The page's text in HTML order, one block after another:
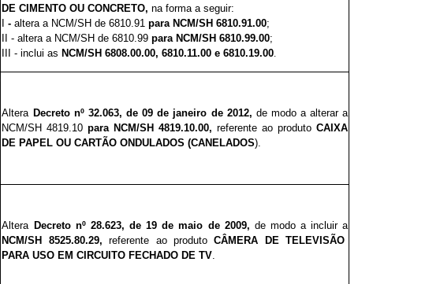
DE CIMENTO OU CONCRETO, na forma a seguir:
I-altera a NCM/SH de 6810.91para NCM/SH 6810.91.00;
II - altera a NCM/SH de 6810.99para NCM/SH 6810.99.00;
III - inclui as NCM/SH 6808.00.00, 6810.11.00 e 6810.19.00.
Altera Decreto nº 32.063, de 09 de janeiro de 2012, de modo a alterar a
NCM/SH 4819.10para NCM/SH 4819.10.00, referente ao produtoCAIXA
DE PAPEL OU CARTÃO ONDULADOS (CANELADOS).
Altera Decreto nº 28.623, de 19 de maio de 2009, de modo a incluir a
NCM/SH 8525.80.29,referente ao produtoCÂMERA DE TELEVISÃO
PARA USO EM CIRCUITO FECHADO DE TV.